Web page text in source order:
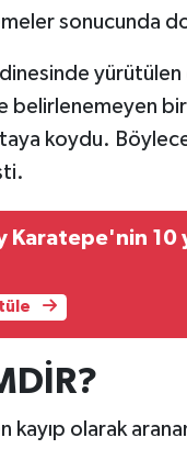
sonucunda
yürütülen
bir
koydu. Böylece
Karatepe'nin 10
kayıp olarak